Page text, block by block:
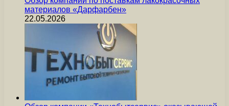
материалов «Дарфарбен»
22.05.2026